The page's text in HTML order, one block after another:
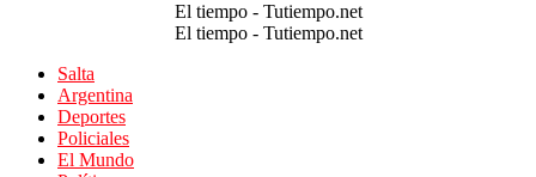
El tiempo - Tutiempo.net
El tiempo - Tutiempo.net
Salta
Argentina
Deportes
Policiales
El Mundo